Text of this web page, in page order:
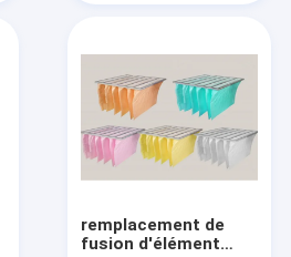
remplacement de
fusion d'élément